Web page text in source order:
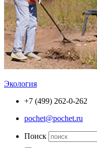
Экология
+7 (499) 262-0-262
pochet@pochet.ru
Поиск